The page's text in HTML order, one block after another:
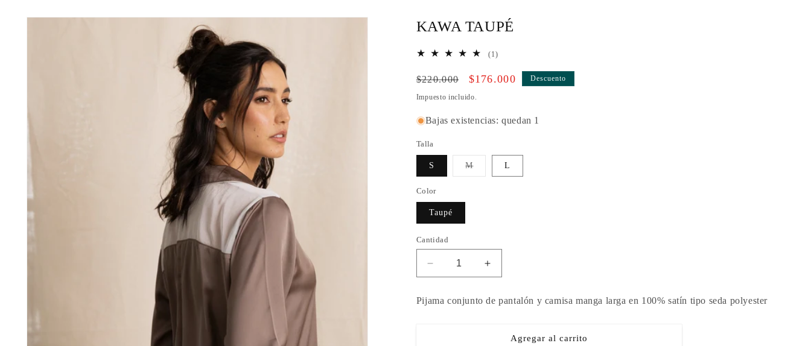
directamente
KAWA TAUPÉ
(1)1
totales
Precio
habitual
$220.000
Precio
de
$176.000 Descuento
Impuesto incluido.
Bajas existencias: quedan 1
Talla
S MVarianteL
Color
Taupé
Cantidad
Reducir
cantidad
KAWA
Aumentar
cantidad
KAWA
Pijama conjunto de pantalón y camisa manga larga en 100% satín tipo seda polyester
Agregar al carrito